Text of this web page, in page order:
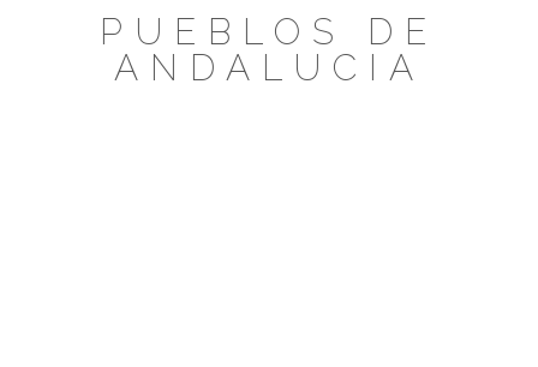
PUEBLOS DE
ANDALUCIA